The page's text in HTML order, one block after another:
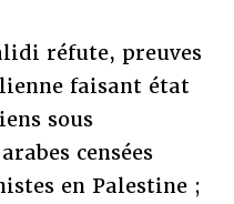
réfute, preuves
faisant état
sous
censées
en Palestine ;